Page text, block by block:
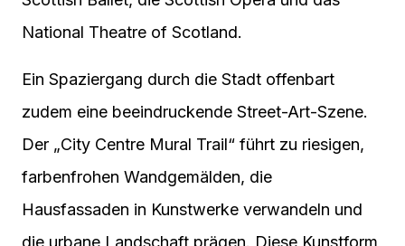
National Theatre of Scotland.
Ein Spaziergang durch die Stadt offenbart
zudem eine beeindruckende Street-Art-Szene.
Der „City Centre Mural Trail“ führt zu riesigen,
farbenfrohen Wandgemälden, die
Hausfassaden in Kunstwerke verwandeln und
die urbane Landschaft prägen. Diese Kunstform